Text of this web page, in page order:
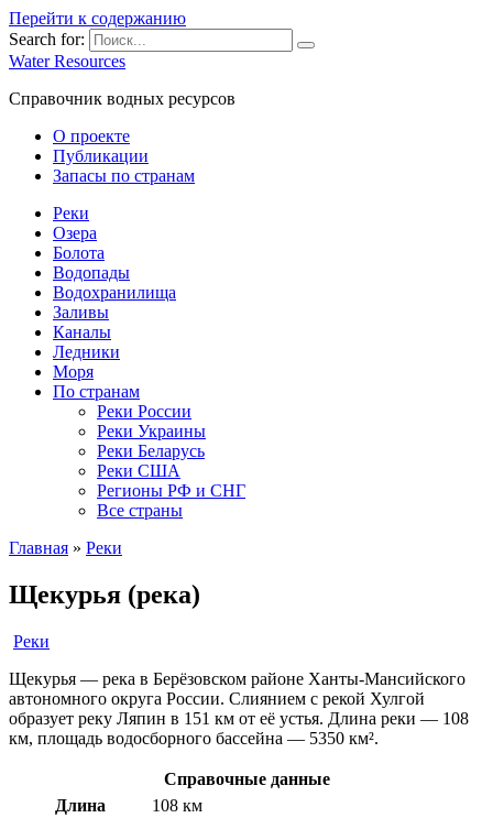
Перейти к содержанию
Search for:
Water Resources
Справочник водных ресурсов
О проекте
Публикации
Запасы по странам
Реки
Озера
Болота
Водопады
Водохранилища
Заливы
Каналы
Ледники
Моря
По странам
Реки России
Реки Украины
Реки Беларусь
Реки США
Регионы РФ и СНГ
Все страны
Главная » Реки
Щекурья (река)
Реки
Щекурья — река в Берёзовском районе Ханты-Мансийского
автономного округа России. Слиянием с рекой Хулгой
образует реку Ляпин в 151 км от её устья. Длина реки — 108
км, площадь водосборного бассейна — 5350 км².
Справочные данные
Длина
108 км